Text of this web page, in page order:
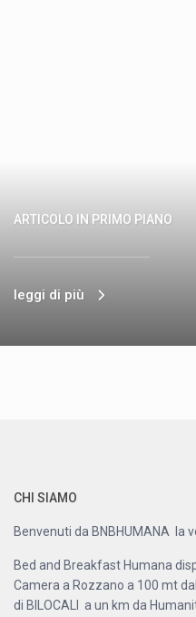
ARTICOLO IN PRIMO PIANO
leggi di più
CHI SIAMO
Benvenuti da BNBHUMANA la
Bed and Breakfast Humana
Camera a Rozzano a 100 mt
di BILOCALI a un km da